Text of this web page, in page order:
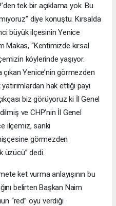
tek bir açıklama yok. Bu
diye konuştu. Kırsalda
büyük ilçesinin Yenice
Makas, “Kentimizde kırsal
köylerinde yaşıyor.
çıkan Yenice’nin görmezden
hak ettiği payı
biz görüyoruz ki İl Genel
ve CHP’nin İl Genel
ilçemiz, sanki
görmezden
üzücü” dedi.
ket vurma anlayışının bu
belirten Başkan Naim
“red” oyu verdiği